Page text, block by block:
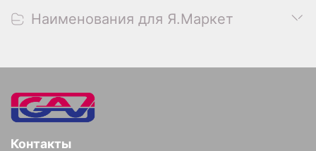
Наименования для Я.Маркет
Контакты